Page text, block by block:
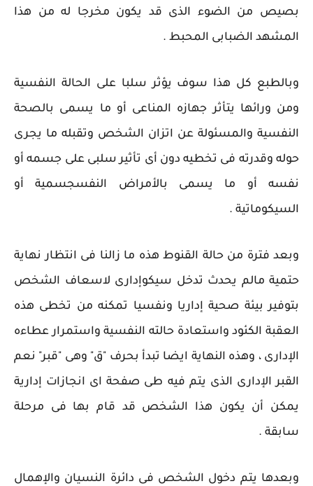
بصيص من الضوء الذى قد يكون مخرجا له من هذا
المشهد الضبابى المحبط .
وبالطبع كل هذا سوف يؤثر سلبا على الحالة النفسية
ومن ورائها يتأثر جهازه المناعى أو ما يسمى بالصحة
النفسية والمسئولة عن اتزان الشخص وتقبله ما يجرى
حوله وقدرته فى تخطيه دون أى تأثير سلبى على جسمه أو
نفسه أو ما يسمى بالأمراض النفسجسمية أو
السيكوماتية .
وبعد فترة من حالة القنوط هذه ما زالنا فى انتظار نهاية
حتمية مالم يحدث تدخل سيكوإدارى لاسعاف الشخص
بتوفير بيئة صحية إداريا ونفسيا تمكنه من تخطى هذه
العقبة الكئود واستعادة حالته النفسية واستمرار عطاءه
الإدارى ، وهذه النهاية ايضا تبدأ بحرف "ق" وهى "قبر" نعم
القبر الإدارى الذى يتم فيه طى صفحة اى انجازات إدارية
يمكن أن يكون هذا الشخص قد قام بها فى مرحلة
سابقة .
وبعدها يتم دخول الشخص فى دائرة النسيان والإهمال